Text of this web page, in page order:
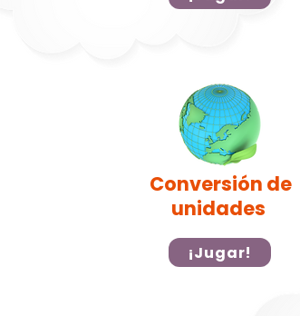
Conversión de
unidades
¡Jugar!